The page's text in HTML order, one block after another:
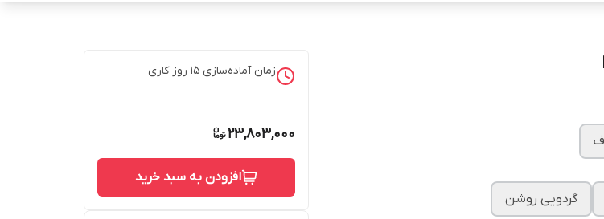
گردویی روشن
زمان آماده‌سازی 15 روز کاری
23,803,000
افزودن به سبد خرید